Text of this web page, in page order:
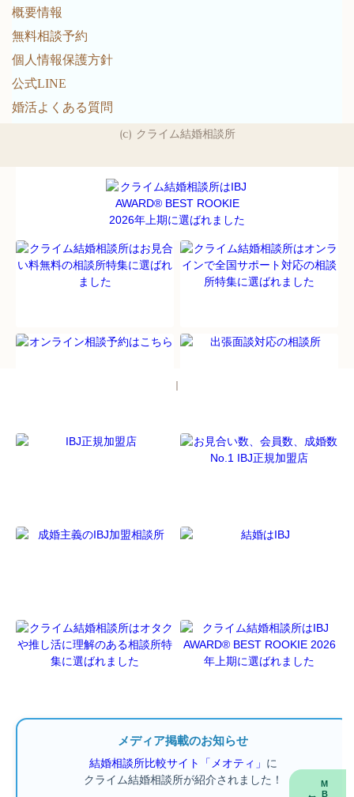
概要情報
無料相談予約
個人情報保護方針
公式LINE
婚活よくある質問
(c) クライム結婚相談所
メディア掲載のお知らせ
結婚相談所比較サイト「メオティ」 に
クライム結婚相談所が紹介されました！